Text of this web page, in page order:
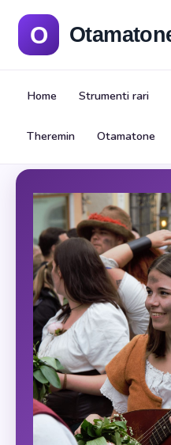
Home Strumenti rari
Theremin Otamatone